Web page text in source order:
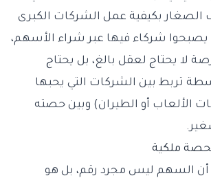
الصغار بكيفية عمل الشركات الكبرى
شركاء فيها عبر شراء الأسهم،
لا يحتاج لعقل بالغ، بل يحتاج
تربط بين الشركات التي يحبها
الألعاب أو الطيران) وبين حصته
ملكية
أن السهم ليس مجرد رقم، بل هو